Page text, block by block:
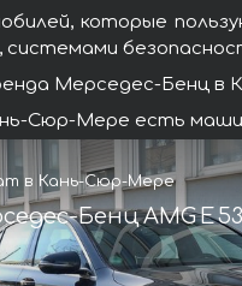
которые
Мерседес-Бенц
Сюр-Мере есть
в Кань-Сюр-Мере
Бенц AMG E